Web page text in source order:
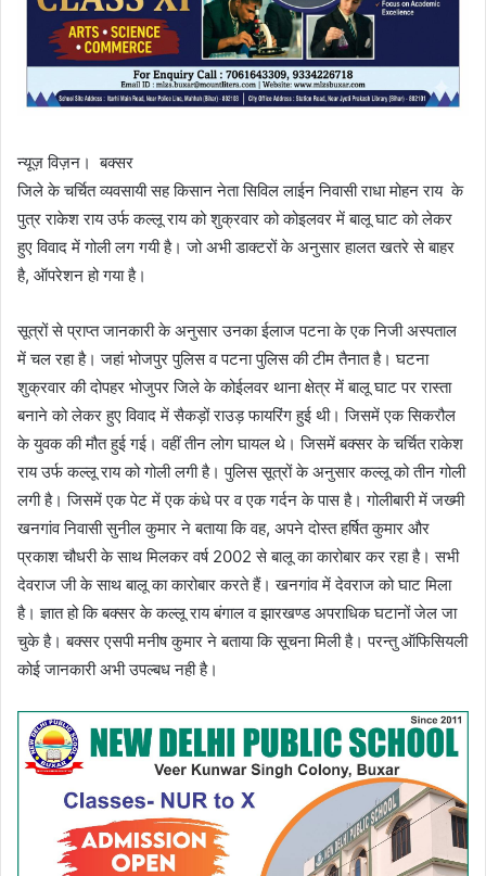
न्यूज़ विज़न। बक्सर
जिले के चर्चित व्यवसायी सह किसान नेता सिविल लाईन निवासी राधा मोहन राय के
पुत्र राकेश राय उर्फ कल्लू राय को शुक्रवार को कोइलवर में बालू घाट को लेकर
हुए विवाद में गोली लग गयी है। जो अभी डाक्टरों के अनुसार हालत खतरे से बाहर
है, ऑपरेशन हो गया है।
सूत्रों से प्राप्त जानकारी के अनुसार उनका ईलाज पटना के एक निजी अस्पताल
में चल रहा है। जहां भोजपुर पुलिस व पटना पुलिस की टीम तैनात है। घटना
शुक्रवार की दोपहर भोजुपर जिले के कोईलवर थाना क्षेत्र में बालू घाट पर रास्ता
बनाने को लेकर हुए विवाद में सैकड़ों राउड़ फायरिंग हुई थी। जिसमें एक सिकरौल
के युवक की मौत हुई गई। वहीं तीन लोग घायल थे। जिसमें बक्सर के चर्चित राकेश
राय उर्फ कल्लू राय को गोली लगी है। पुलिस सूत्रों के अनुसार कल्लू को तीन गोली
लगी है। जिसमें एक पेट में एक कंधे पर व एक गर्दन के पास है। गोलीबारी में जख्मी
खनगांव निवासी सुनील कुमार ने बताया कि वह, अपने दोस्त हर्षित कुमार और
प्रकाश चौधरी के साथ मिलकर वर्ष 2002 से बालू का कारोबार कर रहा है। सभी
देवराज जी के साथ बालू का कारोबार करते हैं। खनगांव में देवराज को घाट मिला
है। ज्ञात हो कि बक्सर के कल्लू राय बंगाल व झारखण्ड अपराधिक घटानों जेल जा
चुके है। बक्सर एसपी मनीष कुमार ने बताया कि सूचना मिली है। परन्तु ऑफिसियली
कोई जानकारी अभी उपल्बध नही है।